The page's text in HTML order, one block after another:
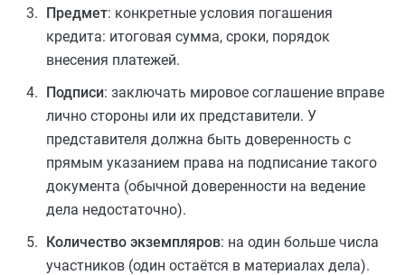
Предмет: конкретные условия погашения
кредита: итоговая сумма, сроки, порядок
внесения платежей.
Подписи: заключать мировое соглашение вправе
лично стороны или их представители. У
представителя должна быть доверенность с
прямым указанием права на подписание такого
документа (обычной доверенности на ведение
дела недостаточно).
Количество экземпляров: на один больше числа
участников (один остаётся в материалах дела).